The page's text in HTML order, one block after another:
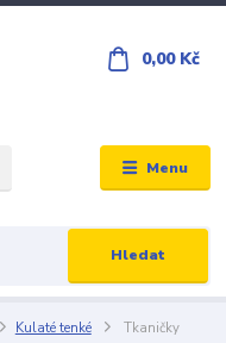
Menu
Hledat
0,00 Kč
Kulaté tenké
Tkaničky